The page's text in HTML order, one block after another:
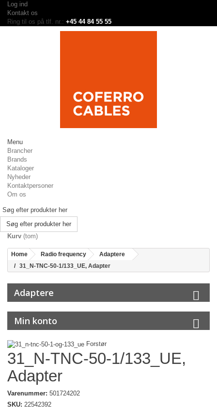
Log ind
Kontakt os
Ring til os på tlf. nr.: +45 44 84 55 55
Menu
Brancher
Brands
Kataloger
Nyheder
Kontaktpersoner
Om os
Søg efter produkter her
Kurv (tom)
Home Radio frequency
Adaptere
31_N-TNC-50-1/133_UE, Adapter
Adaptere
Min konto
Forstør
31_N-TNC-50-1/133_UE,
Adapter
Varenummer: 501724202
SKU: 22542392